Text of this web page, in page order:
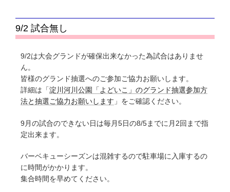
9/2 試合無し
9/2は大会グランドが確保出来なかった為試合はありませ
ん。
皆様のグランド抽選へのご参加ご協力お願いします。
詳細は「 淀川河川公園「よどいこ」のグランド抽選参加方
法と抽選ご協力お願いします 」をご確認ください。
9月の試合のできない日は毎月5日の8/5までに月2回まで指
定出来ます。
バーベキューシーズンは混雑するので駐車場に入庫するの
に時間がかかります。
集合時間を早めてください。